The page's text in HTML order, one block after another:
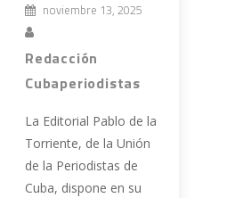
noviembre 13, 2025
Redacción
Cubaperiodistas
La Editorial Pablo de la
Torriente, de la Unión
de la Periodistas de
Cuba, dispone en su